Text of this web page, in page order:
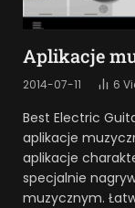
Aplikacje
2014-07-11 6
Best Electric
aplikacje
aplikacje
specjalnie
muzycznym.